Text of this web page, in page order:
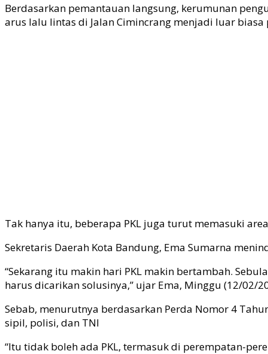
Berdasarkan pemantauan langsung, kerumunan
arus lalu lintas di Jalan Cimincrang menjadi luar biasa
Tak hanya itu, beberapa PKL juga turut memasuki
Sekretaris Daerah Kota Bandung, Ema Sumarna
“Sekarang itu makin hari PKL makin bertambah.
harus dicarikan solusinya,” ujar Ema, Minggu (12/02/
Sebab, menurutnya berdasarkan Perda Nomor 4
sipil, polisi, dan TNI
“Itu tidak boleh ada PKL, termasuk di perempatan-